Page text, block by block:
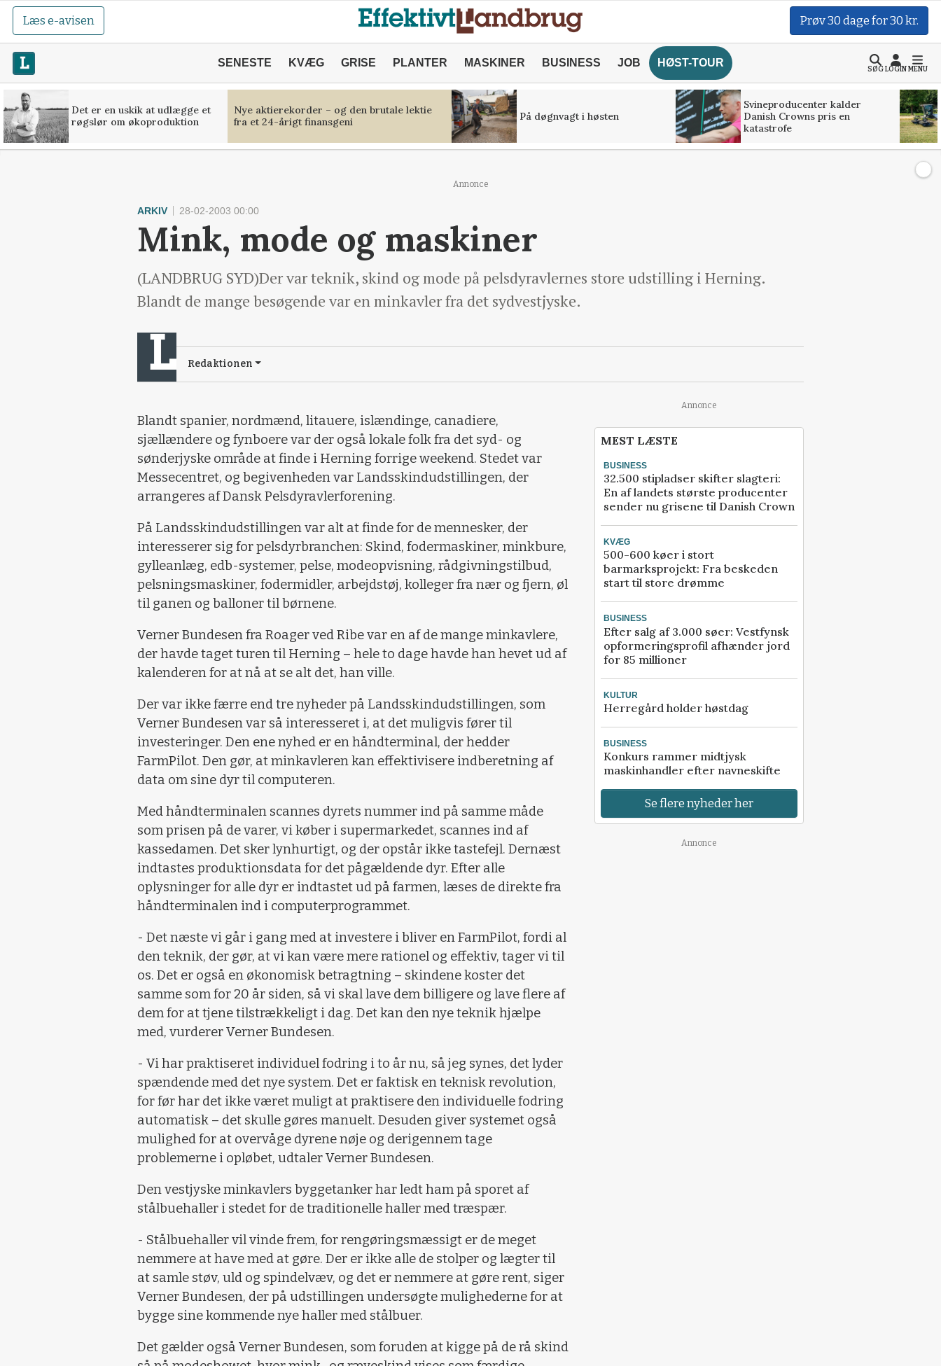
Læs e-avisen Prøv 30 dage for 30 kr.
SENESTE KVÆG GRISE PLANTER MASKINER BUSINESS JOB HØST-TOUR
SØGLOGINMENU
Det er en uskik at udlægge et
røgslør om økoproduktion
Nye aktierekorder – og den brutale lektie
fra et 24-årigt finansgeni
På døgnvagt i høsten
Svineproducenter kalder
Danish Crowns pris en
katastrofe
Annonce
ARKIV 28-02-2003 00:00
Mink, mode og maskiner
(LANDBRUG SYD)Der var teknik, skind og mode på pelsdyravlernes store udstilling i Herning.
Blandt de mange besøgende var en minkavler fra det sydvestjyske.
Redaktionen
Blandt spanier, nordmænd, litauere, islændinge, canadiere,
sjællændere og fynboere var der også lokale folk fra det syd- og
sønderjyske område at finde i Herning forrige weekend. Stedet var
Messecentret, og begivenheden var Landsskindudstillingen, der
arrangeres af Dansk Pelsdyravlerforening.
På Landsskindudstillingen var alt at finde for de mennesker, der
interesserer sig for pelsdyrbranchen: Skind, fodermaskiner, minkbure,
gylleanlæg, edb-systemer, pelse, modeopvisning, rådgivningstilbud,
pelsningsmaskiner, fodermidler, arbejdstøj, kolleger fra nær og fjern, øl
til ganen og balloner til børnene.
Verner Bundesen fra Roager ved Ribe var en af de mange minkavlere,
der havde taget turen til Herning – hele to dage havde han hevet ud af
kalenderen for at nå at se alt det, han ville.
Der var ikke færre end tre nyheder på Landsskindudstillingen, som
Verner Bundesen var så interesseret i, at det muligvis fører til
investeringer. Den ene nyhed er en håndterminal, der hedder
FarmPilot. Den gør, at minkavleren kan effektivisere indberetning af
data om sine dyr til computeren.
Med håndterminalen scannes dyrets nummer ind på samme måde
som prisen på de varer, vi køber i supermarkedet, scannes ind af
kassedamen. Det sker lynhurtigt, og der opstår ikke tastefejl. Dernæst
indtastes produktionsdata for det pågældende dyr. Efter alle
oplysninger for alle dyr er indtastet ud på farmen, læses de direkte fra
håndterminalen ind i computerprogrammet.
- Det næste vi går i gang med at investere i bliver en FarmPilot, fordi al
den teknik, der gør, at vi kan være mere rationel og effektiv, tager vi til
os. Det er også en økonomisk betragtning – skindene koster det
samme som for 20 år siden, så vi skal lave dem billigere og lave flere af
dem for at tjene tilstrækkeligt i dag. Det kan den nye teknik hjælpe
med, vurderer Verner Bundesen.
- Vi har praktiseret individuel fodring i to år nu, så jeg synes, det lyder
spændende med det nye system. Det er faktisk en teknisk revolution,
for før har det ikke været muligt at praktisere den individuelle fodring
automatisk – det skulle gøres manuelt. Desuden giver systemet også
mulighed for at overvåge dyrene nøje og derigennem tage
problemerne i opløbet, udtaler Verner Bundesen.
Den vestjyske minkavlers byggetanker har ledt ham på sporet af
stålbuehaller i stedet for de traditionelle haller med træspær.
- Stålbuehaller vil vinde frem, for rengøringsmæssigt er de meget
nemmere at have med at gøre. Der er ikke alle de stolper og lægter til
at samle støv, uld og spindelvæv, og det er nemmere at gøre rent, siger
Verner Bundesen, der på udstillingen undersøgte mulighederne for at
bygge sine kommende nye haller med stålbuer.
Det gælder også Verner Bundesen, som foruden at kigge på de rå skind
Annonce
MEST LÆSTE
BUSINESS
32.500 stipladser skifter slagteri:
En af landets største producenter
sender nu grisene til Danish Crown
KVÆG
500-600 køer i stort
barmarksprojekt: Fra beskeden
start til store drømme
BUSINESS
Efter salg af 3.000 søer: Vestfynsk
opformeringsprofil afhænder jord
for 85 millioner
KULTUR
Herregård holder høstdag
BUSINESS
Konkurs rammer midtjysk
maskinhandler efter navneskifte
Se flere nyheder her
Annonce